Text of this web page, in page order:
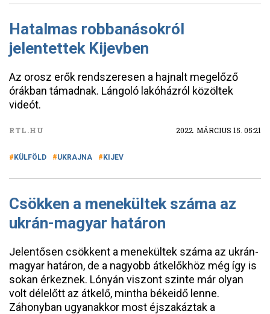
Hatalmas robbanásokról
jelentettek Kijevben
Az orosz erők rendszeresen a hajnalt megelőző
órákban támadnak. Lángoló lakóházról közöltek
videót.
RTL.HU 2022. MÁRCIUS 15. 05:21
KÜLFÖLD UKRAJNA KIJEV
Csökken a menekültek száma az
ukrán-magyar határon
Jelentősen csökkent a menekültek száma az ukrán-
magyar határon, de a nagyobb átkelőkhöz még így is
sokan érkeznek. Lónyán viszont szinte már olyan
volt délelőtt az átkelő, mintha békeidő lenne.
Záhonyban ugyanakkor most éjszakáztak a